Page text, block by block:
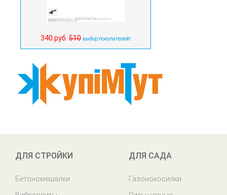
340 руб. 510 выбор покупателей!
ДЛЯ СТРОЙКИ
Бетономешалки
ДЛЯ САДА
Газонокосилки